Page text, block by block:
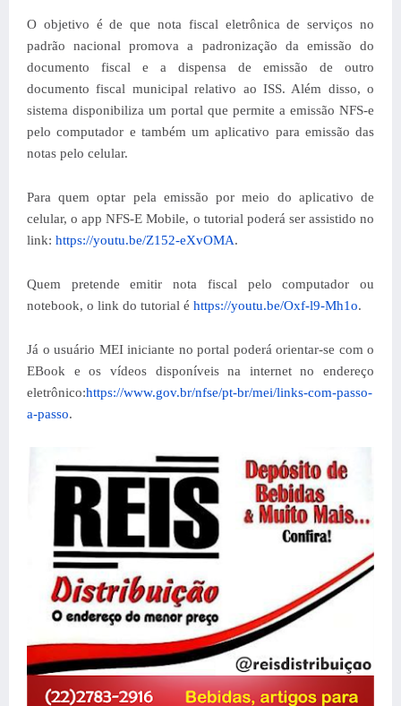
O objetivo é de que nota fiscal eletrônica de serviços no
padrão nacional promova a padronização da emissão do
documento fiscal e a dispensa de emissão de outro
documento fiscal municipal relativo ao ISS. Além disso, o
sistema disponibiliza um portal que permite a emissão NFS-e
pelo computador e também um aplicativo para emissão das
notas pelo celular.
Para quem optar pela emissão por meio do aplicativo de
celular, o app NFS-E Mobile, o tutorial poderá ser assistido no
link: https://youtu.be/Z152-eXvOMA.
Quem pretende emitir nota fiscal pelo computador ou
notebook, o link do tutorial é https://youtu.be/Oxf-l9-Mh1o.
Já o usuário MEI iniciante no portal poderá orientar-se com o
EBook e os vídeos disponíveis na internet no endereço
eletrônico:https://www.gov.br/nfse/pt-br/mei/links-com-passo-
a-passo.